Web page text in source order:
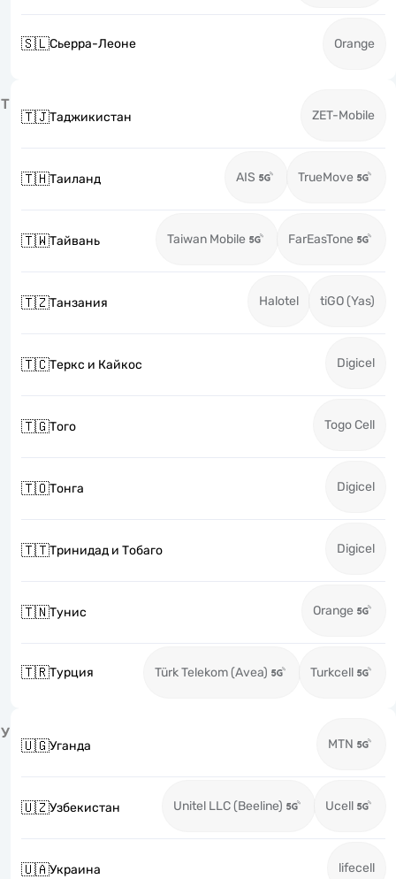
🇸🇱Сьерра-Леоне Orange
Т
🇹🇯Таджикистан ZET-Mobile
🇹🇭Таиланд AIS TrueMove
🇹🇼Тайвань Taiwan Mobile FarEasTone
🇹🇿Танзания Halotel tiGO (Yas)
🇹🇨Теркс и Кайкос Digicel
🇹🇬Того Togo Cell
🇹🇴Тонга Digicel
🇹🇹Тринидад и Тобаго Digicel
🇹🇳Тунис Orange
🇹🇷Турция Türk Telekom (Avea) Turkcell
У
🇺🇬Уганда MTN
🇺🇿Узбекистан Unitel LLC (Beeline) Ucell
🇺🇦Украина lifecell